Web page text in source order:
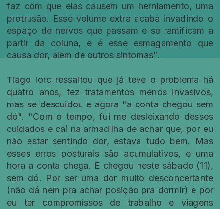
faz com que elas causem um herniamento, uma
protrusão. Esse volume extra acaba invadindo o
espaço de nervos que passam e se ramificam a
partir da coluna, e é esse esmagamento que
causa dor, além de outros sintomas".
Tiago Iorc ressaltou que já teve o problema há
quatro anos, fez tratamentos menos invasivos,
mas se descuidou e agora "a conta chegou sem
dó". "Com o tempo, fui me desleixando desses
cuidados e caí na armadilha de achar que, por eu
não estar sentindo dor, estava tudo bem. Mas
esses erros posturais são acumulativos, e uma
hora a conta chega. E chegou neste sábado (11),
sem dó. Por ser uma dor muito desconcertante
(não dá nem pra achar posição pra dormir) e por
eu ter compromissos de trabalho e viagens